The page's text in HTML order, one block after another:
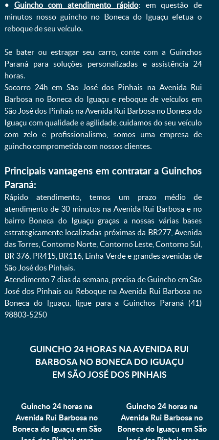
• Guincho com atendimento rápido: em questão de
minutos nosso guincho no Boneca do Iguaçu efetua o
reboque de seu veículo.
Se bater ou estragar seu carro, conte com a Guinchos
Paraná para soluções personalizadas e assistência 24
horas.
Socorro 24h em São José dos Pinhais na Avenida Rui
Barbosa no Boneca do Iguaçu e reboque de veículos em
São José dos Pinhais na Avenida Rui Barbosa no Boneca do
Iguaçu com qualidade e agilidade, cuidamos do seu veículo
com zelo e profissionalismo, somos uma empresa de
guincho comprometida com nossos clientes.
Principais vantagens em contratar a Guinchos
Paraná:
Rápido atendimento, temos um prazo médio de
atendimento de 30 minutos na Avenida Rui Barbosa e no
bairro Boneca do Iguaçu graças a nossas várias bases
estrategicamente localizadas próximas da BR277, Avenida
das Torres, Contorno Norte, Contorno Leste, Contorno Sul,
BR 376, PR415, BR116, Linha Verde e grandes avenidas de
São José dos Pinhais.
Atendimento 7 dias da semana, precisa de Guincho em São
José dos Pinhais ou Reboque na Avenida Rui Barbosa no
Boneca do Iguaçu, ligue para a Guinchos Paraná (41)
98803-5250
GUINCHO 24 HORAS NA AVENIDA RUI
BARBOSA NO BONECA DO IGUAÇU
EM SÃO JOSÉ DOS PINHAIS
Guincho 24 horas na
Avenida Rui Barbosa no
Boneca do Iguaçu em São
Guincho 24 horas na
Avenida Rui Barbosa no
Boneca do Iguaçu em São